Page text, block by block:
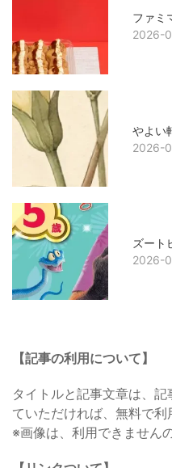
ファミ
2026-
やよい
2026-
ズート
2026-
【記事の利用について】
タイトルと記事文章は、
ていただければ、無料で利
※画像は、利用できません